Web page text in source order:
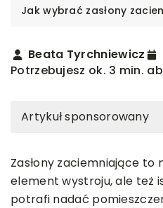
Jak wybrać zasłony
Beata Tyrchniewicz
Potrzebujesz ok. 3 min.
Artykuł sponsorowany
Zasłony zaciemniające
element wystroju, ale też
potrafi nadać